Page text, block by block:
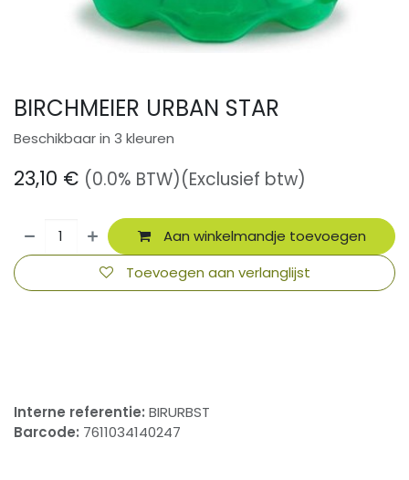
BIRCHMEIER URBAN STAR
Beschikbaar in 3 kleuren
23,10 € (0.0% BTW)(Exclusief btw)
Aan winkelmandje toevoegen
Toevoegen aan verlanglijst
Interne referentie: BIRURBST
Barcode: 7611034140247